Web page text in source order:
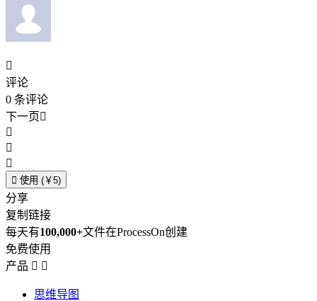

评论
0 条评论
下一页



 使用 (￥5)
分享
复制链接
每天有100,000+文件在ProcessOn创建
免费使用
产品  
思维导图